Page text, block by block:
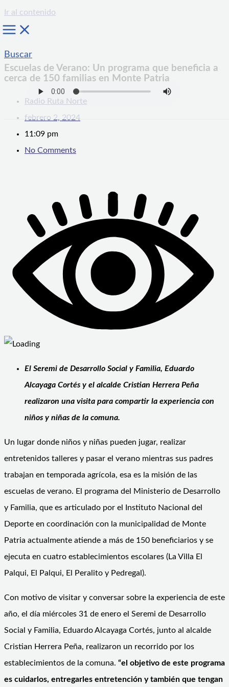
Ir al contenido
Buscar
Escuelas de Verano: Un programa que beneficia a
cerca de 150 familias en Monte Patria
Radio Ruta Norte
febrero 2, 2024
11:09 pm
No Comments
El Seremi de Desarrollo Social y Familia, Eduardo
Alcayaga Cortés y el alcalde Cristian Herrera Peña
realizaron una visita para compartir la experiencia con
niños y niñas de la comuna.
Un lugar donde niños y niñas pueden jugar, realizar
entretenidos talleres y pasar el verano mientras sus padres
trabajan en temporada agrícola, esa es la misión de las
escuelas de verano. El programa del Ministerio de Desarrollo
y Familia, que es articulado por el Instituto Nacional del
Deporte en coordinación con la municipalidad de Monte
Patria actualmente atiende a más de 150 beneficiarios y se
ejecuta en cuatro establecimientos escolares (La Villa El
Palqui, El Palqui, El Peralito y Pedregal).
Con motivo de visitar y conversar sobre la experiencia de este
año, el día miércoles 31 de enero el Seremi de Desarrollo
Social y Familia, Eduardo Alcayaga Cortés, junto al alcalde
Cristian Herrera Peña, realizaron un recorrido por los
establecimientos de la comuna. “el objetivo de este programa
es cuidarlos, entregarles entretención y también que tengan